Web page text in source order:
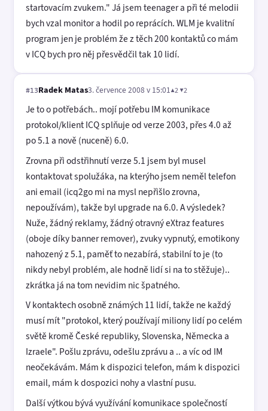
startovacím zvukem." Já jsem teenager a při té melodii
bych vzal monitor a hodil po reprácích. WLM je kvalitní
program jen je problém že z těch 200 kontaktů co mám
v ICQ bych pro něj přesvědčil tak 10 lidí.
#13Radek Matas3. července 2008 v 15:01▲2 ▼2
Je to o potřebách.. mojí potřebu IM komunikace
protokol/klient ICQ splňuje od verze 2003, přes 4.0 až
po 5.1 a nově (nuceně) 6.0.
Zrovna při odstřihnutí verze 5.1 jsem byl musel
kontaktovat spolužáka, na kterýho jsem neměl telefon
ani email (icq2go mi na mysl nepřišlo zrovna,
nepoužívám), takže byl upgrade na 6.0. A výsledek?
Nuže, žádný reklamy, žádný otravný eXtraz features
(oboje díky banner remover), zvuky vypnutý, emotikony
nahozený z 5.1, paměť to nezabírá, stabilní to je (to
nikdy nebyl problém, ale hodně lidí si na to stěžuje)..
zkrátka já na tom nevidim nic špatného.
V kontaktech osobně známých 11 lidí, takže ne každý
musí mít "protokol, který používají miliony lidí po celém
světě kromě České republiky, Slovenska, Německa a
Izraele". Pošlu zprávu, odešlu zprávu a .. a víc od IM
neočekávám. Mám k dispozici telefon, mám k dispozici
email, mám k dospozici nohy a vlastní pusu.
Další výtkou bývá využívání komunikace společností